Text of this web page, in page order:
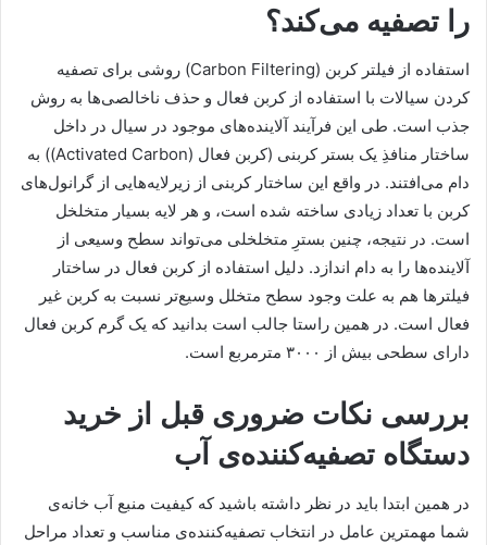
را تصفیه می‌کند؟
استفاده از فیلتر کربن (Carbon Filtering) روشی برای تصفیه
کردن سیالات با استفاده از کربن فعال و حذف ناخالصی‌ها به روش
جذب است. طی این فرآیند آلاینده‌های موجود در سیال در داخل
ساختار منافذِ یک بستر کربنی (کربن فعال (Activated Carbon)) به
دام می‌افتند. در واقع این ساختار کربنی از زیرلایه‌هایی از گرانول‌های
کربن با تعداد زیادی ساخته شده است، و هر لایه بسیار متخلخل
است. در نتیجه، چنین بسترِ متخلخلی می‌تواند سطح وسیعی از
آلاینده‌ها را به دام اندازد. دلیل استفاده از کربن فعال در ساختار
فیلترها هم به علت وجود سطح متخلل وسیع‌تر نسبت به کربن غیر
فعال است. در همین راستا جالب است بدانید که یک گرم کربن فعال
دارای سطحی بیش از ۳۰۰۰ مترمربع است.
بررسی نکات ضروری قبل از خرید
دستگاه تصفیه‌کننده‌ی آب
در همین ابتدا باید در نظر داشته باشید که کیفیت منبع آب خانه‌ی
شما مهمترین عامل در انتخاب تصفیه‌کننده‌ی مناسب و تعداد مراحل